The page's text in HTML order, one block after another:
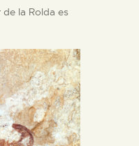
de la Rolda es